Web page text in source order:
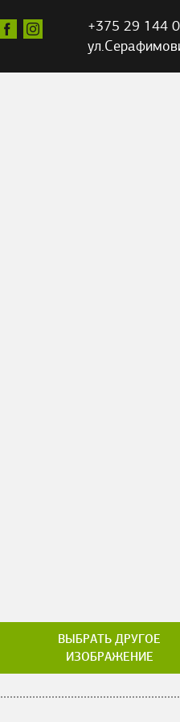
+375 29 144
ВЫБРАТЬ ДРУГОЕ
ИЗОБРАЖЕНИЕ